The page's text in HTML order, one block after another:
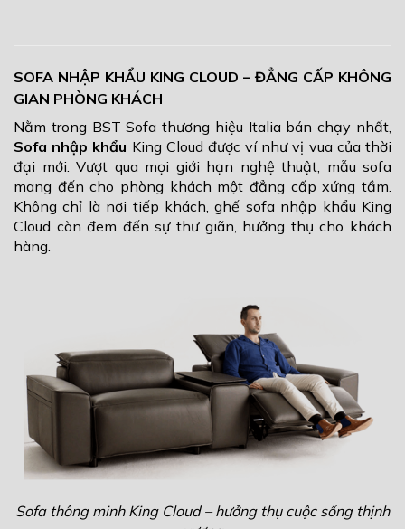
SOFA NHẬP KHẨU KING CLOUD – ĐẲNG CẤP KHÔNG
GIAN PHÒNG KHÁCH
Nằm trong BST Sofa thương hiệu Italia bán chạy nhất,
Sofa nhập khẩu King Cloud được ví như vị vua của thời
đại mới. Vượt qua mọi giới hạn nghệ thuật, mẫu sofa
mang đến cho phòng khách một đẳng cấp xứng tầm.
Không chỉ là nơi tiếp khách, ghế sofa nhập khẩu King
Cloud còn đem đến sự thư giãn, hưởng thụ cho khách
hàng.
Sofa thông minh King Cloud – hưởng thụ cuộc sống thịnh